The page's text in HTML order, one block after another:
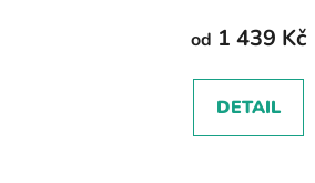
od 1 439 Kč
DETAIL